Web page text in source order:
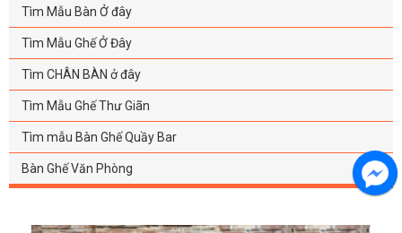
Tìm Mẫu Bàn Ở đây
Tìm Mẫu Ghế Ở Đây
Tìm CHÂN BÀN ở đây
Tìm Mẫu Ghế Thư Giãn
Tìm mẫu Bàn Ghế Quầy Bar
Bàn Ghế Văn Phòng